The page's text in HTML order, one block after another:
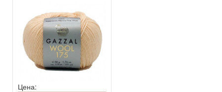
Цена: